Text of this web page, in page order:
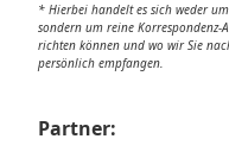
* Hierbei handelt es sich weder
sondern um reine Korrespondenz-
richten können und wo wir Sie
persönlich empfangen.
Partner: